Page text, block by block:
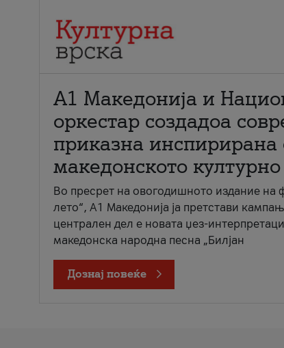
А1 Македонија и
оркестар создадоа
приказна инспирирана
македонското
Во пресрет на овогодишното издание на
лето“, А1 Македонија ја претстави
централен дел е новата џез-
македонска народна песна „Билјан
Дознај повеќе